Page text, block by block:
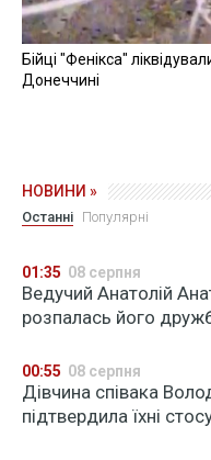
Бійці "Фенікса"
Донеччині
НОВИНИ »
Останні Популярні
01:35 08 серпня
Ведучий Анатолій
розпалась його
00:55 08 серпня
Дівчина співака
підтвердила їхні